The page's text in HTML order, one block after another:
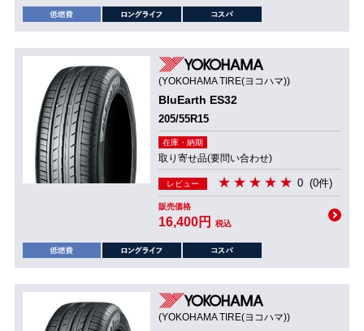
(YOKOHAMA TIRE(ヨコハマ))
BluEarth ES32
205/55R15
在庫・納期
取り寄せ品(要問い合わせ)
レビュー 0 (0件)
販売価格
16,400円 税込
(YOKOHAMA TIRE(ヨコハマ))